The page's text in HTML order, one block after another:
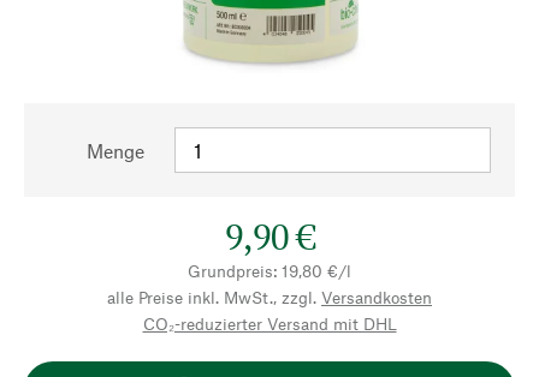
Menge
9,90 €
Grundpreis: 19,80 €/l
alle Preise inkl. MwSt., zzgl. Versandkosten
CO₂-reduzierter Versand mit DHL